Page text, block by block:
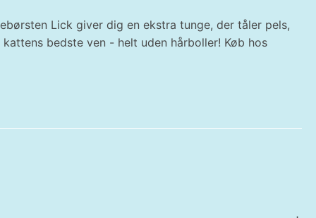
Lick giver dig en ekstra tunge, der tåler pels,
bedste ven - helt uden hårboller! Køb hos